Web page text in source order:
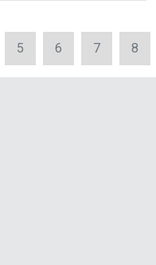
5 6 7 8